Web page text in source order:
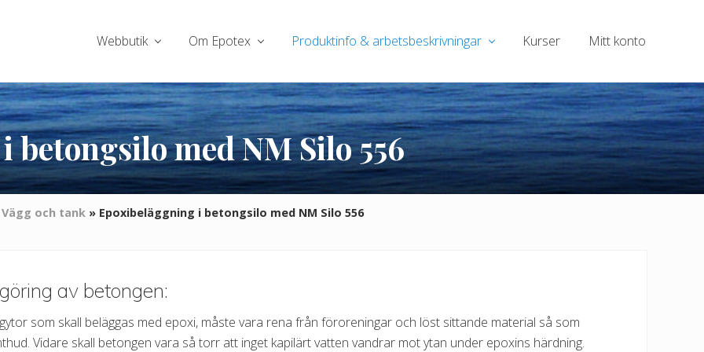
Webbutik Om Epotex Produktinfo & arbetsbeskrivningar Kurser Mitt konto
betongsilo med NM Silo 556
Vägg och tank » Epoxibeläggning i betongsilo med NM Silo 556
av betongen:
som skall beläggas med epoxi, måste vara rena från föroreningar och löst sittande material så som
Vidare skall betongen vara så torr att inget kapilärt vatten vandrar mot ytan under epoxins härdning.